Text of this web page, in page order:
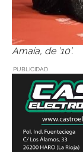
Amaia, de ’10’.
PUBLICIDAD